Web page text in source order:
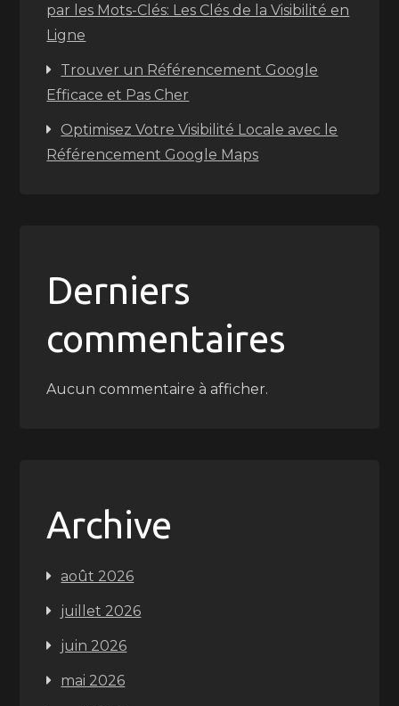
par les Mots-Clés: Les Clés de la Visibilité en
Ligne
Trouver un Référencement Google
Efficace et Pas Cher
Optimisez Votre Visibilité Locale avec le
Référencement Google Maps
Derniers
commentaires
Aucun commentaire à afficher.
Archive
août 2026
juillet 2026
juin 2026
mai 2026